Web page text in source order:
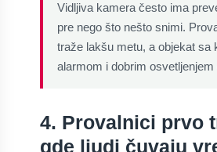
Vidljiva kamera često ima
pre nego što nešto snimi.
traže lakšu metu, a objekat sa
alarmom i dobrim osvetljenjem
4. Provalnici prvo
gde ljudi čuvaju